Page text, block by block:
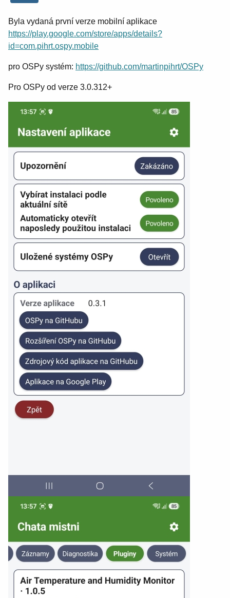
Byla vydaná první verze mobilní aplikace
https://play.google.com/store/apps/details?
id=com.pihrt.ospy.mobile
pro OSPy systém: https://github.com/martinpihrt/OSPy
Pro OSPy od verze 3.0.312+